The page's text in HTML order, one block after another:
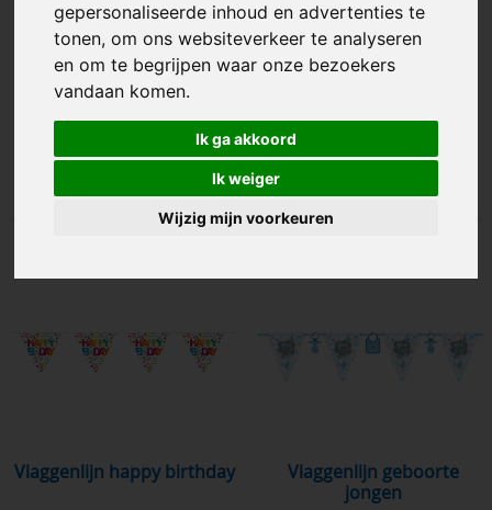
gepersonaliseerde inhoud en advertenties te
tonen, om ons websiteverkeer te analyseren
en om te begrijpen waar onze bezoekers
vandaan komen.
Ik ga akkoord
Ik weiger
Wijzig mijn voorkeuren
vlaggenlijn goud
€ 2.44
vlaggenlijn zilver
€ 2.44
vlaggenlijn happy birthday
vlaggenlijn geboorte
jongen